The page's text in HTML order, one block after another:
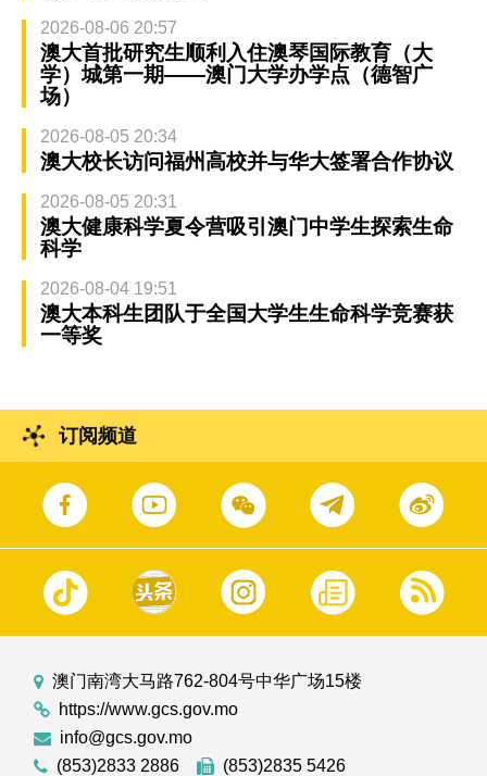
2026-08-06 20:57
澳大首批研究生顺利入住澳琴国际教育（大
学）城第一期——澳门大学办学点（德智广
场）
2026-08-05 20:34
澳大校长访问福州高校并与华大签署合作协议
2026-08-05 20:31
澳大健康科学夏令营吸引澳门中学生探索生命
科学
2026-08-04 19:51
澳大本科生团队于全国大学生生命科学竞赛获
一等奖
订阅频道
澳门南湾大马路762-804号中华广场15楼
https://www.gcs.gov.mo
info@gcs.gov.mo
(853)2833 2886
(853)2835 5426